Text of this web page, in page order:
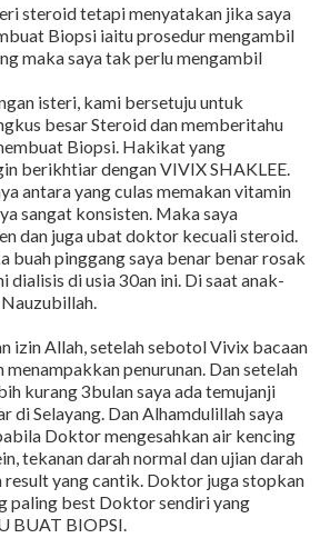
steroid tetapi menyatakan jika saya
Biopsi iaitu prosedur mengambil
maka saya tak perlu mengambil
isteri, kami bersetuju untuk
besar Steroid dan memberitahu
Biopsi. Hakikat yang
berikhtiar dengan VIVIX SHAKLEE.
antara yang culas memakan vitamin
sangat konsisten. Maka saya
dan juga ubat doktor kecuali steroid.
buah pinggang saya benar benar rosak
dialisis di usia 30an ini. Di saat anak-
izin Allah, setelah sebotol Vivix bacaan
penurunan. Dan setelah
kurang 3bulan saya ada temujanji
di Selayang. Dan Alhamdulillah saya
Doktor mengesahkan air kencing
tekanan darah normal dan ujian darah
result yang cantik. Doktor juga stopkan
paling best Doktor sendiri yang
BUAT BIOPSI.